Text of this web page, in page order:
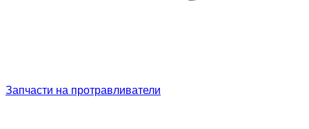
Запчасти на протравливатели